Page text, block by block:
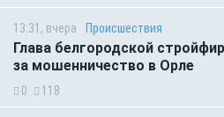
13:31, вчера Происшествия
Глава белгородской
за мошенничество в Орле
0 118